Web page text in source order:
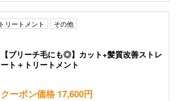
トリートメント その他
【ブリーチ毛にも◎】カット+髪質改善ストレ
ート＋トリートメント
クーポン価格 17,600円